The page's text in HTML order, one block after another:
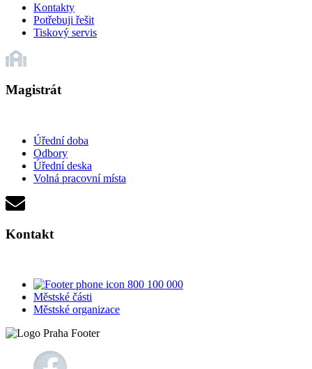
Kontakty
Potřebuji řešit
Tiskový servis
Magistrát
Úřední doba
Odbory
Úřední deska
Volná pracovní místa
Kontakt
800 100 000
Městské části
Městské organizace